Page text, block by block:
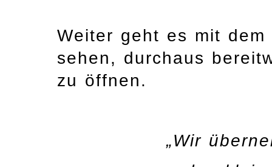
Weiter geht es mit
sehen, durchaus
zu öffnen.
„Wir